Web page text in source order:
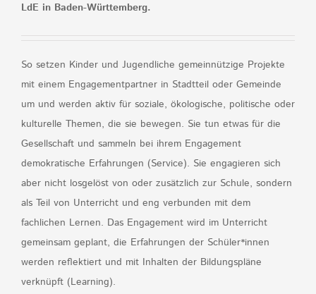
LdE in Baden-Württemberg.
So setzen Kinder und Jugendliche gemeinnützige Projekte
mit einem Engagementpartner in Stadtteil oder Gemeinde
um und werden aktiv für soziale, ökologische, politische oder
kulturelle Themen, die sie bewegen. Sie tun etwas für die
Gesellschaft und sammeln bei ihrem Engagement
demokratische Erfahrungen (Service). Sie engagieren sich
aber nicht losgelöst von oder zusätzlich zur Schule, sondern
als Teil von Unterricht und eng verbunden mit dem
fachlichen Lernen. Das Engagement wird im Unterricht
gemeinsam geplant, die Erfahrungen der Schüler*innen
werden reflektiert und mit Inhalten der Bildungspläne
verknüpft (Learning).